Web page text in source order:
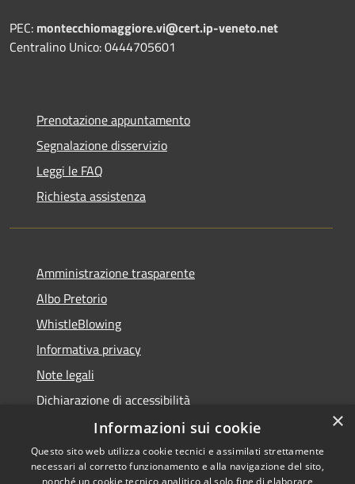
PEC: montecchiomaggiore.vi@cert.ip-veneto.net
Centralino Unico: 0444705601
Prenotazione appuntamento
Segnalazione disservizio
Leggi le FAQ
Richiesta assistenza
Amministrazione trasparente
Albo Pretorio
WhistleBlowing
Informativa privacy
Note legali
Dichiarazione di accessibilità
Copyright © 2026 • Città di
×
Informazioni sui cookie
Questo sito web utilizza cookie tecnici e assimilati strettamente
necessari al corretto funzionamento e alla navigazione del sito,
nonché un cookie tecnico analitico al solo fine di elaborare